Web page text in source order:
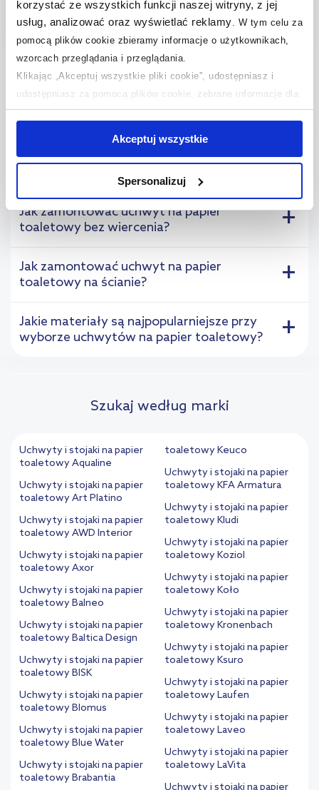
korzystać ze wszystkich funkcji naszej witryny, z jej
usług, analizować oraz wyświetlać reklamy
W tym celu za
pomocą plików cookie zbieramy informacje o użytkownikach,
wzorcach przeglądania i przeglądania.
Klikając „Akceptuj wszystkie pliki cookie”, udostępniasz i
udostępniasz za pomocą plików cookie, zebrane informacje dla
użytkowników zewnętrznych, a także nasi partnerzy reklamowi.
jednak, że zablokowane niektóre pliki cookie mogą mieć wpływ
na sposób dostarczania treści niedostosowanych do potrzeb
Aby uzyskać więcej informacji na temat plików plików cookie,
kliknij „Ustawienia plików cookie”.
przejdź do zakładek „Informacje o plikach cookie”.
Akceptuj wszystkie
Spersonalizuj
(17)
179,99zł
+
Jak zamontować uchwyt na papier
toaletowy bez wiercenia?
+
Jak zamontować uchwyt na papier
toaletowy na ścianie?
+
Jakie materiały są najpopularniejsze przy
wyborze uchwytów na papier toaletowy?
+
Szukaj według marki
Uchwyty i stojaki na papier
toaletowy Aqualine
Uchwyty i stojaki na papier
toaletowy Art Platino
Uchwyty i stojaki na papier
toaletowy AWD Interior
Uchwyty i stojaki na papier
toaletowy Axor
Uchwyty i stojaki na papier
toaletowy Balneo
Uchwyty i stojaki na papier
toaletowy Baltica Design
Uchwyty i stojaki na papier
toaletowy BISK
Uchwyty i stojaki na papier
toaletowy Blomus
Uchwyty i stojaki na papier
toaletowy Blue Water
Uchwyty i stojaki na papier
toaletowy Brabantia
toaletowy Keuco
Uchwyty i stojaki na papier
toaletowy KFA Armatura
Uchwyty i stojaki na papier
toaletowy Kludi
Uchwyty i stojaki na papier
toaletowy Koziol
Uchwyty i stojaki na papier
toaletowy Koło
Uchwyty i stojaki na papier
toaletowy Kronenbach
Uchwyty i stojaki na papier
toaletowy Ksuro
Uchwyty i stojaki na papier
toaletowy Laufen
Uchwyty i stojaki na papier
toaletowy Laveo
Uchwyty i stojaki na papier
toaletowy LaVita
Uchwyty i stojaki na papier